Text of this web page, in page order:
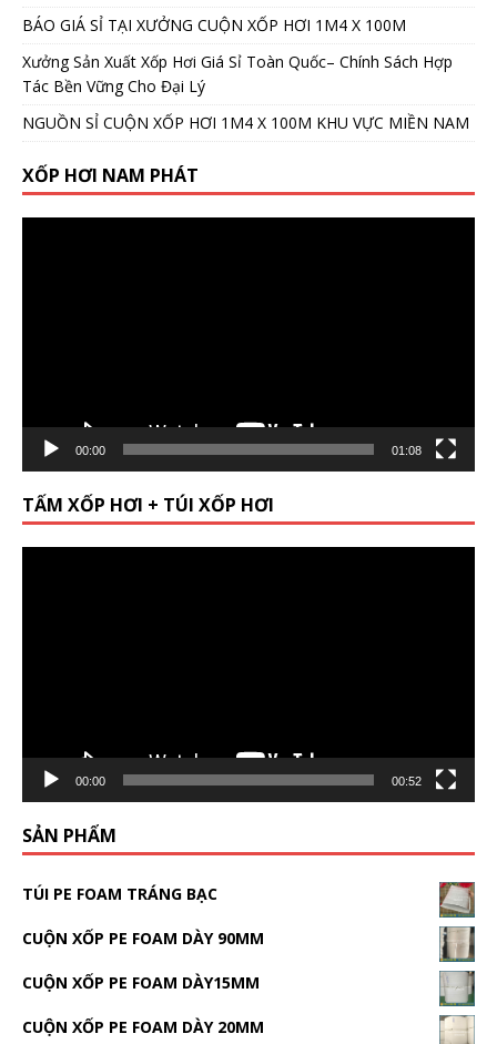
BÁO GIÁ SỈ TẠI XƯỞNG CUỘN XỐP HƠI 1M4 X 100M
Xưởng Sản Xuất Xốp Hơi Giá Sỉ Toàn Quốc– Chính Sách Hợp
Tác Bền Vững Cho Đại Lý
NGUỒN SỈ CUỘN XỐP HƠI 1M4 X 100M KHU VỰC MIỀN NAM
XỐP HƠI NAM PHÁT
00:00 01:08
TẤM XỐP HƠI + TÚI XỐP HƠI
00:00 00:52
SẢN PHẨM
TÚI PE FOAM TRÁNG BẠC
CUỘN XỐP PE FOAM DÀY 90MM
CUỘN XỐP PE FOAM DÀY15MM
CUỘN XỐP PE FOAM DÀY 20MM